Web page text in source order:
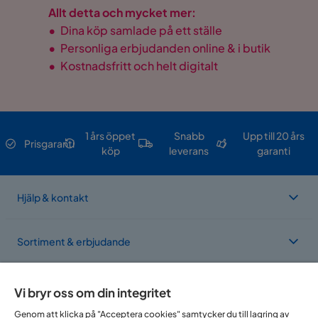
Allt detta och mycket mer:
• Dina köp samlade på ett ställe
• Personliga erbjudanden online & i butik
• Kostnadsfritt och helt digitalt
Prisgaranti
1 års öppet
köp
Snabb
leverans
Upp till 20 års
garanti
Hjälp & kontakt
Sortiment & erbjudande
Vi bryr oss om din integritet
Genom att klicka på "Acceptera cookies" samtycker du till lagring av